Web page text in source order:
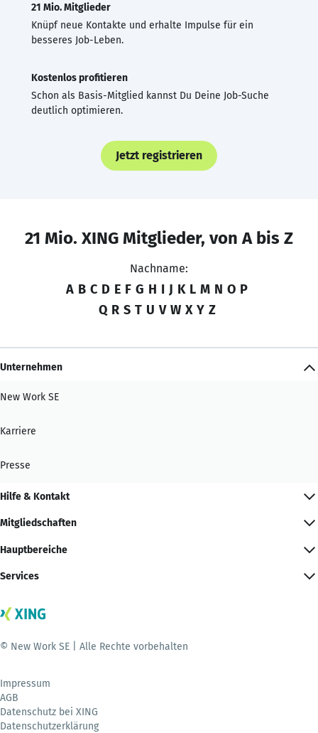
21 Mio. Mitglieder
Knüpf neue Kontakte und erhalte Impulse für ein
besseres Job-Leben.
Kostenlos profitieren
Schon als Basis-Mitglied kannst Du Deine Job-Suche
deutlich optimieren.
Jetzt registrieren
21 Mio. XING Mitglieder, von A bis Z
Nachname:
A B C D E F G H I J K L M N O P
Q R S T U V W X Y Z
Unternehmen
New Work SE
Karriere
Presse
Hilfe & Kontakt
Mitgliedschaften
Hauptbereiche
Services
© New Work SE | Alle Rechte vorbehalten
Impressum
AGB
Datenschutz bei XING
Datenschutzerklärung